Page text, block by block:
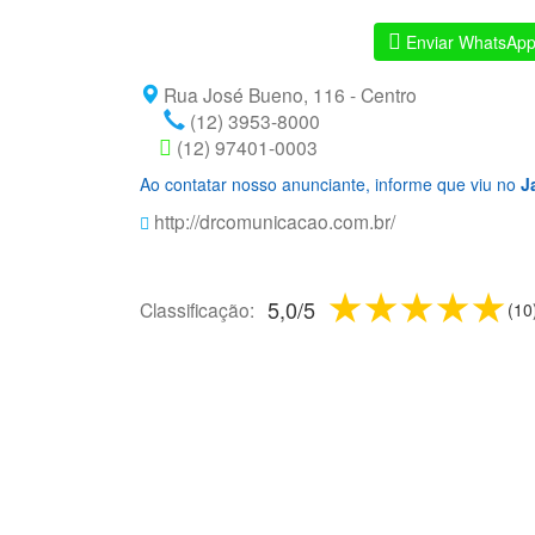
Enviar WhatsApp
Rua José Bueno, 116 - Centro
(12) 3953-8000
(12) 97401-0003
Ao contatar nosso anunciante, informe que viu no
http://drcomunicacao.com.br/
Classificação: 5,0/5 4
3
2 stars
1 star (10